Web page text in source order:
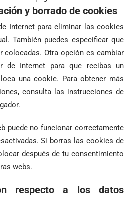
y borrado de cookies
Internet para eliminar las cookies
También puedes especificar que
colocadas. Otra opción es cambiar
de Internet para que recibas un
una cookie. Para obtener más
consulta las instrucciones de
puede no funcionar correctamente
Si borras las cookies de
después de tu consentimiento
webs.
respecto a los datos